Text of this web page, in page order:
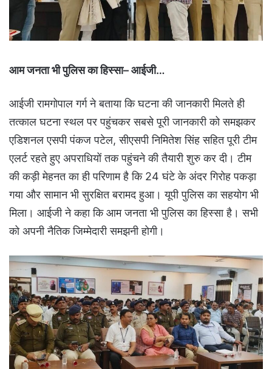
आम जनता भी पुलिस का हिस्सा– आईजी…
आईजी रामगोपाल गर्ग ने बताया कि घटना की जानकारी मिलते ही
तत्काल घटना स्थल पर पहुंचकर सबसे पूरी जानकारी को समझकर
एडिशनल एसपी पंकज पटेल, सीएसपी निमितेश सिंह सहित पूरी टीम
एलर्ट रहते हुए अपराधियों तक पहुंचने की तैयारी शुरु कर दी। टीम
की कड़ी मेहनत का ही परिणाम है कि 24 घंटे के अंदर गिरोह पकड़ा
गया और सामान भी सुरक्षित बरामद हुआ। यूपी पुलिस का सहयोग भी
मिला। आईजी ने कहा कि आम जनता भी पुलिस का हिस्सा है। सभी
को अपनी नैतिक जिम्मेदारी समझनी होगी।